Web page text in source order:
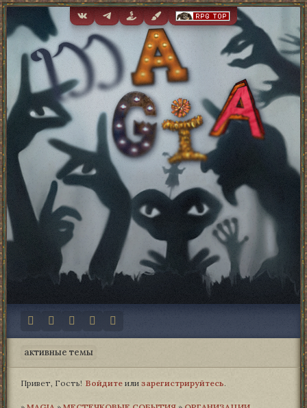
активные темы
Привет, Гость! Войдите или зарегистрируйтесь.